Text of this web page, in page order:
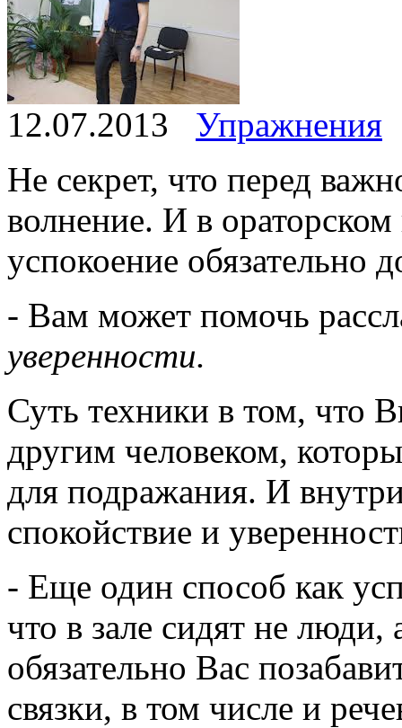
12.07.2013
Упражнения
Не секрет, что перед
волнение. И в
успокоение обязательно
- Вам может помочь
уверенности.
Суть техники в том, что
другим человеком,
для подражания. И
спокойствие и
- Еще один способ как
что в зале сидят не
обязательно Вас
связки, в том числе и